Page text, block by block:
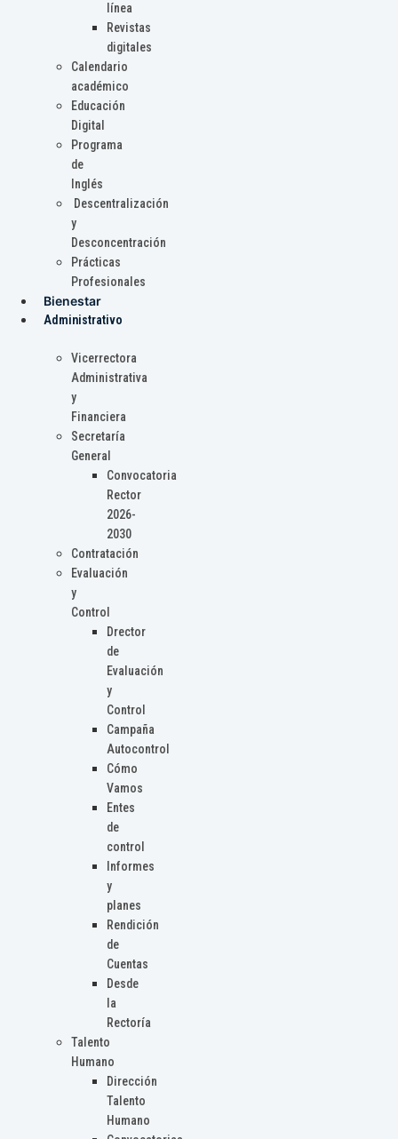
línea
Revistas
digitales
Calendario
académico
Educación
Digital
Programa
de
Inglés
Descentralización
y
Desconcentración
Prácticas
Profesionales
Bienestar
Administrativo
Vicerrectora
Administrativa
y
Financiera
Secretaría
General
Convocatoria
Rector
2026-
2030
Contratación
Evaluación
y
Control
Drector
de
Evaluación
y
Control
Campaña
Autocontrol
Cómo
Vamos
Entes
de
control
Informes
y
planes
Rendición
de
Cuentas
Desde
la
Rectoría
Talento
Humano
Dirección
Talento
Humano